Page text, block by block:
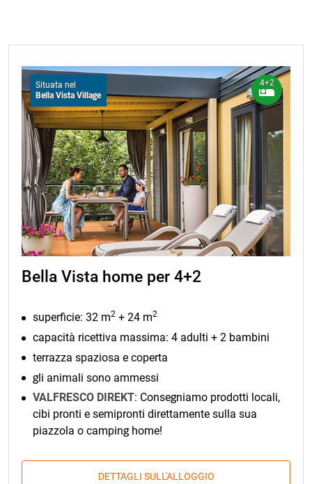
Situata nel
Bella Vista Village
4+2
Bella Vista home per 4+2
superficie: 32 m2 + 24 m2
capacità ricettiva massima: 4 adulti + 2 bambini
terrazza spaziosa e coperta
gli animali sono ammessi
VALFRESCO DIREKT: Consegniamo prodotti locali,
cibi pronti e semipronti direttamente sulla sua
piazzola o camping home!
DETTAGLI SULL'ALLOGGIO